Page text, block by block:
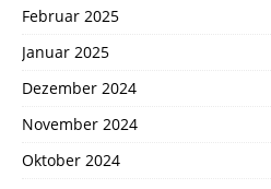
Februar 2025
Januar 2025
Dezember 2024
November 2024
Oktober 2024